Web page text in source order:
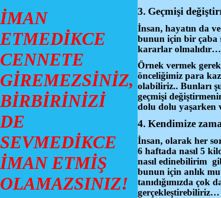
İMAN
ETMEDİKCE
CENNETE
GİREMEZSİNİZ,
BİRBİRİNİZİ
DE
SEVMEDİKCE
İMAN ETMİŞ
OLAMAZSINIZ!
3. Geçmişi
İnsan, hayatın da
bunun için bir çaba
kararlar olmalıdır…
Örnek vermek
önceliğimiz para
olabiliriz.. Bunları
geçmişi
dolu dolu yaşarken
4. Kendimize
İnsan, olarak her
6 haftada nasıl 5
nasıl edinebilirim
bunun için anlık
tanıdığımızda çok
gerçekleştirebiliriz…